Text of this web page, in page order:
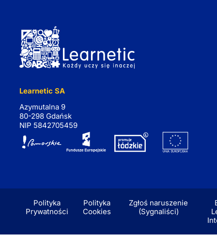
Learnetic SA
Azymutalna 9
80-298 Gdańsk
NIP 5842705459
Polityka
Prywatności
Polityka
Cookies
Zgłoś naruszenie
(Sygnaliści)